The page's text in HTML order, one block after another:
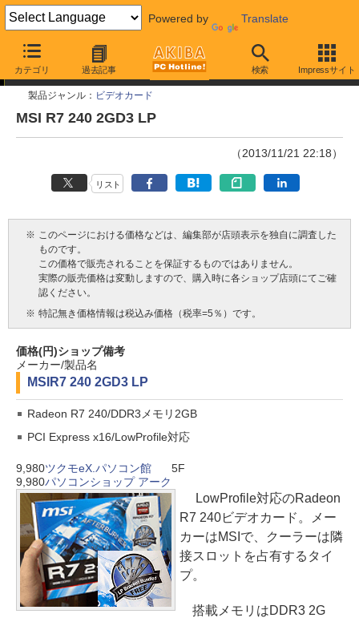
Powered by Translate
カテゴリ 過去記事 検索 Impressサイト
今週見つけた新製品
製品ジャンル： ビデオカード
MSI R7 240 2GD3 LP
（2013/11/21 22:18）
リスト
※ このページにおける価格などは、編集部が店頭表示を独自に調査した
ものです。
この価格で販売されることを保証するものではありません。
実際の販売価格は変動しますので、購入時に各ショップ店頭にてご確
認ください。
※ 特記無き価格情報は税込み価格（税率=5％）です。
価格(円)ショップ備考
メーカー/製品名
MSI R7 240 2GD3 LP
Radeon R7 240/DDR3メモリ2GB
PCI Express x16/LowProfile対応
9,980ツクモeX.パソコン館
5F
9,980パソコンショップ アーク
LowProfile対応のRadeon
R7 240ビデオカード。メー
カーはMSIで、クーラーは隣
接スロットを占有するタイ
プ。
搭載メモリはDDR3 2G